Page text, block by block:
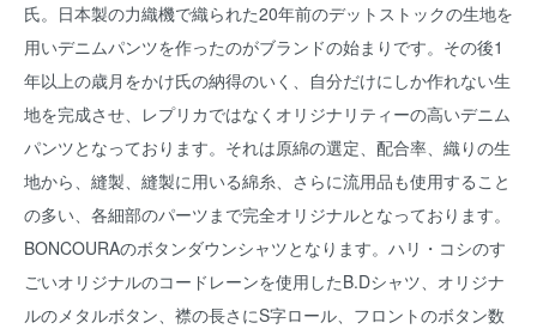
氏。日本製の力織機で織られた20年前のデットストックの生地を
用いデニムパンツを作ったのがブランドの始まりです。その後1
年以上の歳月をかけ氏の納得のいく、自分だけにしか作れない生
地を完成させ、レプリカではなくオリジナリティーの高いデニム
パンツとなっております。それは原綿の選定、配合率、織りの生
地から、縫製、縫製に用いる綿糸、さらに流用品も使用すること
の多い、各細部のパーツまで完全オリジナルとなっております。
BONCOURAのボタンダウンシャツとなります。ハリ・コシのす
ごいオリジナルのコードレーンを使用したB.Dシャツ、オリジナ
ルのメタルボタン、襟の長さにS字ロール、フロントのボタン数